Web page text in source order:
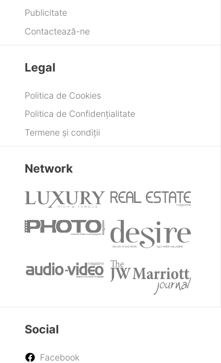
Publicitate
Contactează-ne
Legal
Politica de Cookies
Politica de Confidențialitate
Termene și condiții
Network
Social
Facebook